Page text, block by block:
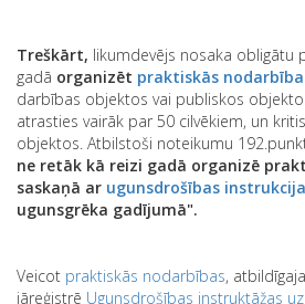
Treškārt, likumdevējs nosaka obligātu
gadā organizēt praktiskās
darbības objektos vai publiskos
atrasties vairāk par 50 cilvēkiem, un
objektos. Atbilstoši noteikumu
ne retāk kā reizi gadā organizē
saskaņā ar ugunsdrošības
ugunsgrēka gadījumā".
Veicot praktiskās nodarbības,
jāreģistrē Ugunsdrošības instruktāžas